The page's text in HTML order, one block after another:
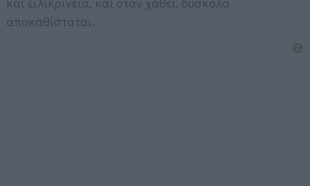
και ειλικρίνεια, και όταν χαθεί, δύσκολα
αποκαθίσταται.